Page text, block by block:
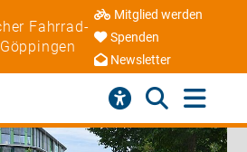
Fahrrad-
Mitglied werden
Spenden
Newsletter